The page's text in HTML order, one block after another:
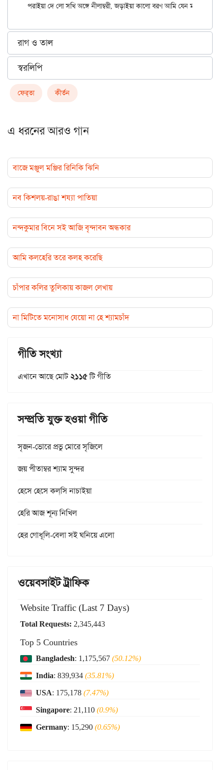
রাগ ও তাল
স্বরলিপি
ফের্‌তা কীর্তন
এ ধরনের আরও গান
বাজে মঞ্জুল মঞ্জির রিনিকি ঝিনি
নব কিশলয়-রাঙা শয্যা পাতিয়া
নন্দকুমার বিনে সই আজি বৃন্দাবন অন্ধকার
আমি কলহেরি তরে কলহ করেছি
চাঁপার কলির তুলিকায় কাজল লেখায়
না মিটিতে মনোসাধ যেয়ো না হে শ্যামচাঁদ
গীতি সংখ্যা
এখানে আছে মোট২১১৫টি গীতি
সম্প্রতি যুক্ত হওয়া গীতি
সৃজন-ভোরে প্রভু মোরে সৃজিলে
জয় পীতাম্বর শ্যাম সুন্দর
হেসে হেসে কল্‌সি নাচাইয়া
হেরি আজ শূন্য নিখিল
হের গোধূলি-বেলা সই ঘনিয়ে এলো
ওয়েবসাইট ট্রাফিক
Website Traffic (Last 7 Days)
Total Requests: 2,345,443
Top 5 Countries
Bangladesh: 1,175,567(50.12%)
India: 839,934(35.81%)
USA: 175,178(7.47%)
Singapore: 21,110(0.9%)
Germany: 15,290(0.65%)